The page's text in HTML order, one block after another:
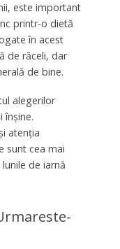
este important
printr-o dietă
în acest
de răceli, dar
de bine.
alegerilor
înșine.
atenția
sunt cea mai
de iarnă